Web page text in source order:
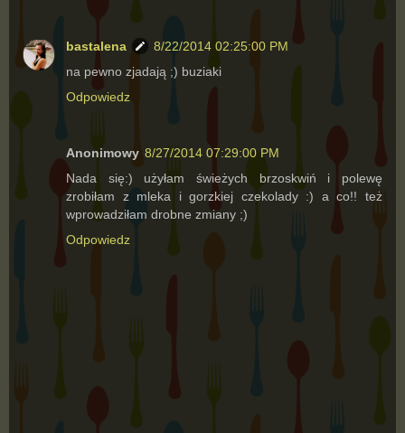
bastalena
8/22/2014 02:25:00 PM
na pewno zjadają ;) buziaki
Odpowiedz
Anonimowy 8/27/2014 07:29:00 PM
Nada się:) użyłam świeżych brzoskwiń i polewę
zrobiłam z mleka i gorzkiej czekolady :) a co!! też
wprowadziłam drobne zmiany ;)
Odpowiedz